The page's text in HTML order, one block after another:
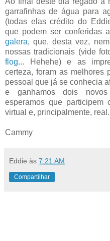
garrafinhas de água para
(todas elas crédito do
que podem ser conferidas
galera, que, desta vez,
nossas tradicionais (vide
flog... Hehehe) e as
certeza, foram as melhores
pessoal que já se conhecia
e ganhamos dois
esperamos que
virtual e, principalmente, real.
Cammy
Eddie às 7:21 AM
Compartilhar